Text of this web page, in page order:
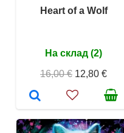
Heart of a Wolf
На склад (2)
16,00 € 12,80 €